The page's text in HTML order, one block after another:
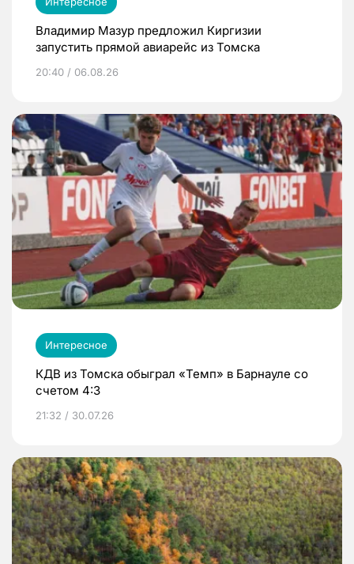
Владимир Мазур предложил Киргизии
запустить прямой авиарейс из Томска
20:40 / 06.08.26
Интересное
КДВ из Томска обыграл «Темп» в Барнауле со
счетом 4:3
21:32 / 30.07.26